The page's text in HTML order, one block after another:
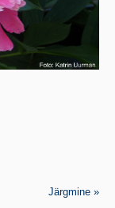
Järgmine »